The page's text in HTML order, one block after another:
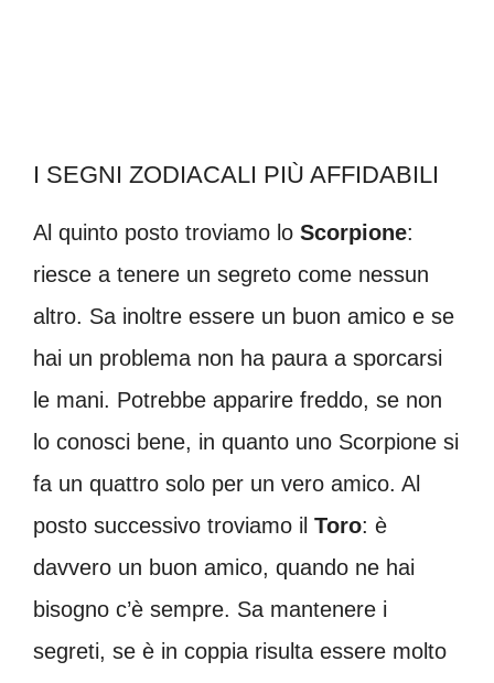
I SEGNI ZODIACALI PIÙ AFFIDABILI
Al quinto posto troviamo lo Scorpione:
riesce a tenere un segreto come nessun
altro. Sa inoltre essere un buon amico e se
hai un problema non ha paura a sporcarsi
le mani. Potrebbe apparire freddo, se non
lo conosci bene, in quanto uno Scorpione si
fa un quattro solo per un vero amico. Al
posto successivo troviamo il Toro: è
davvero un buon amico, quando ne hai
bisogno c’è sempre. Sa mantenere i
segreti, se è in coppia risulta essere molto